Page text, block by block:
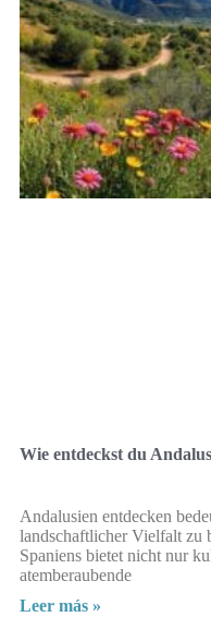
Wie entdeckst du
Andalusien entdecken
landschaftlicher Vielfalt zu
Spaniens bietet nicht nur
atemberaubende
Leer más »